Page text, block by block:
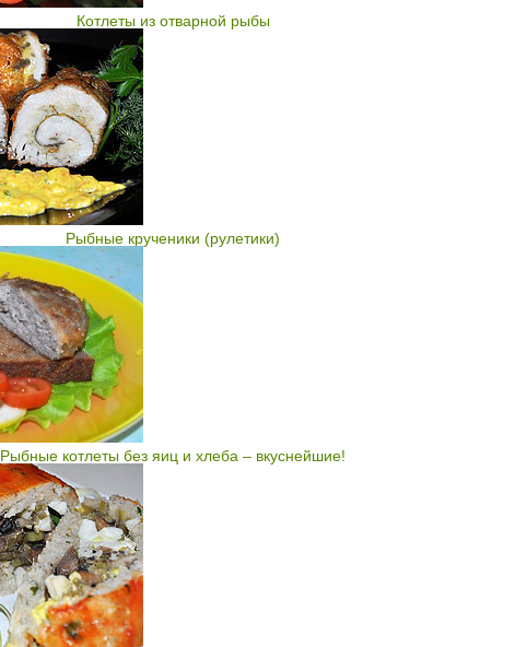
Котлеты из отварной рыбы
Рыбные крученики (рулетики)
Рыбные котлеты без яиц и хлеба – вкуснейшие!